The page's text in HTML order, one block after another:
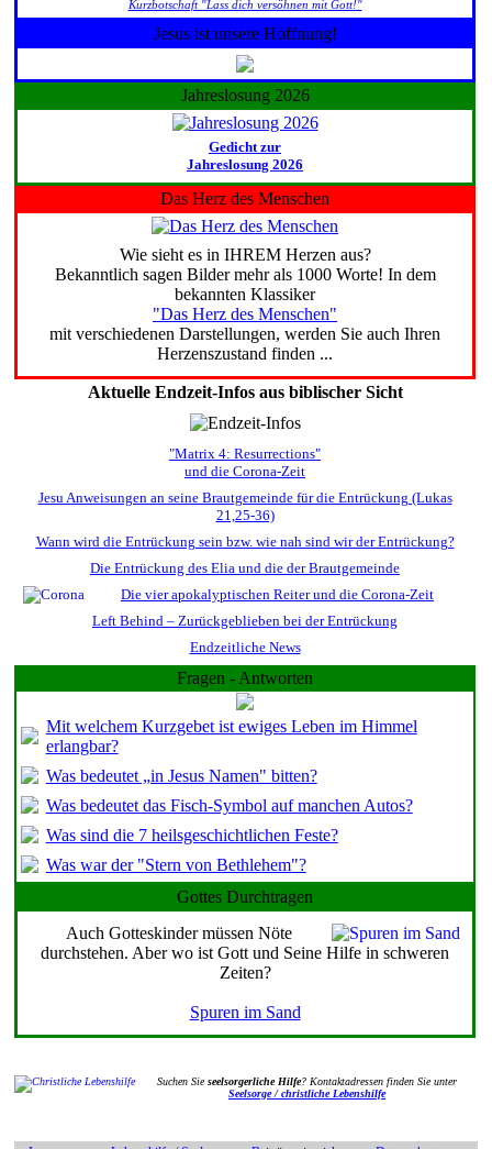
Kurzbotschaft "Lass dich versöhnen mit Gott!"
Jesus ist unsere Hoffnung!
Jahreslosung 2026
Gedicht zur
Jahreslosung 2026
Das Herz des Menschen
Wie sieht es in IHREM Herzen aus?
Bekanntlich sagen Bilder mehr als 1000 Worte! In dem
bekannten Klassiker
"Das Herz des Menschen"
mit verschiedenen Darstellungen, werden Sie auch Ihren
Herzenszustand finden ...
Aktuelle Endzeit-Infos aus biblischer Sicht
"Matrix 4: Resurrections"
und die Corona-Zeit
Jesu Anweisungen an seine Brautgemeinde für die Entrückung (Lukas
21,25-36)
Wann wird die Entrückung sein bzw. wie nah sind wir der Entrückung?
Die Entrückung des Elia und die der Brautgemeinde
Die vier apokalyptischen Reiter und die Corona-Zeit
Left Behind – Zurückgeblieben bei der Entrückung
Endzeitliche News
Fragen - Antworten
Mit welchem Kurzgebet ist ewiges Leben im Himmel
erlangbar?
Was bedeutet „in Jesus Namen" bitten?
Was bedeutet das Fisch-Symbol auf manchen Autos?
Was sind die 7 heilsgeschichtlichen Feste?
Was war der "Stern von Bethlehem"?
Gottes Durchtragen
Auch Gotteskinder müssen Nöte
durchstehen. Aber wo ist Gott und Seine Hilfe in schweren
Zeiten?
Spuren im Sand
Suchen Sieseelsorgerliche Hilfe? Kontaktadressen finden Sie unter
Seelsorge / christliche Lebenshilfe